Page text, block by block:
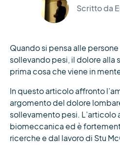
Scritto da
Quando si pensa alle
sollevando pesi, il dolore alla
prima cosa che viene in
In questo articolo affronto
argomento del dolore
sollevamento pesi. L’articolo
biomeccanica ed è
ricerche e dal lavoro di Stu